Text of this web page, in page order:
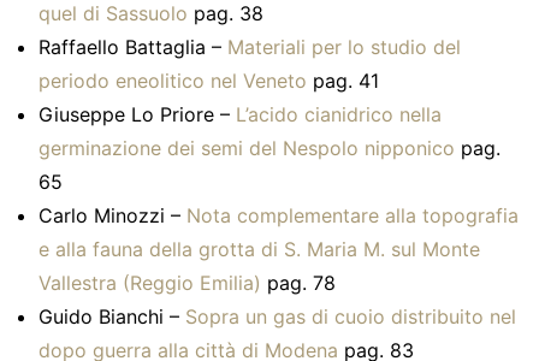
quel di Sassuolo pag. 38
Raffaello Battaglia – Materiali per lo studio del
periodo eneolitico nel Veneto pag. 41
Giuseppe Lo Priore – L’acido cianidrico nella
germinazione dei semi del Nespolo nipponico pag.
65
Carlo Minozzi – Nota complementare alla topografia
e alla fauna della grotta di S. Maria M. sul Monte
Vallestra (Reggio Emilia) pag. 78
Guido Bianchi – Sopra un gas di cuoio distribuito nel
dopo guerra alla città di Modena pag. 83